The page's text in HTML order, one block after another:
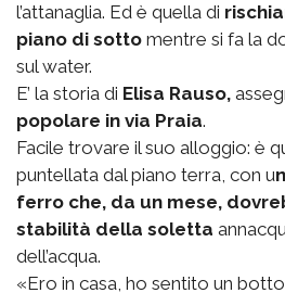
l’attanaglia. Ed è quella di
piano di sotto mentre si fa la
sul water.
E’ la storia di Elisa Rauso,
popolare in via Praia.
Facile trovare il suo alloggio: è
puntellata dal piano terra, con u
ferro che, da un mese,
stabilità della soletta
dell’acqua.
«Ero in casa, ho sentito un